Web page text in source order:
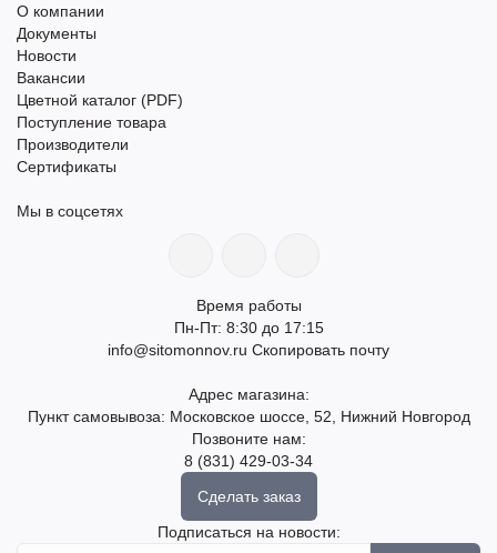
О компании
Документы
Новости
Вакансии
Цветной каталог (PDF)
Поступление товара
Производители
Сертификаты
Мы в соцсетях
Время работы
Пн-Пт: 8:30 до 17:15
info@sitomonnov.ru Скопировать почту
Адрес магазина:
Пункт самовывоза: Московское шоссе, 52, Нижний Новгород
Позвоните нам:
8 (831) 429-03-34
Сделать заказ
Подписаться на новости: